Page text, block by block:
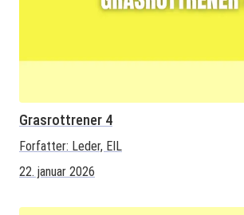
Grasrottrener 4
Forfatter: Leder, EIL
22. januar 2026